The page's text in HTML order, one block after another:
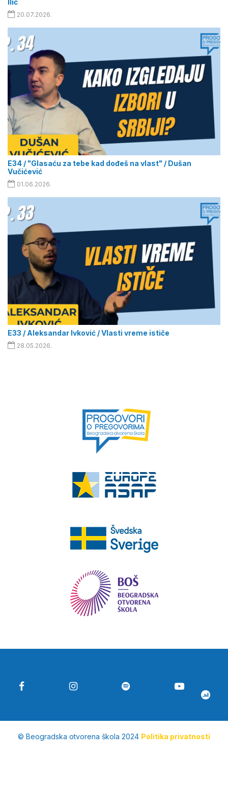
Ilić
20.07.2026.
E34 / "Glasaću za tebe kad dođeš na vlast" / Dušan
Vučićević
01.06.2026.
E33 / Aleksandar Ivković / Vlasti vreme ističe
28.05.2026.
© Beogradska otvorena škola 2024 Politika privatnosti